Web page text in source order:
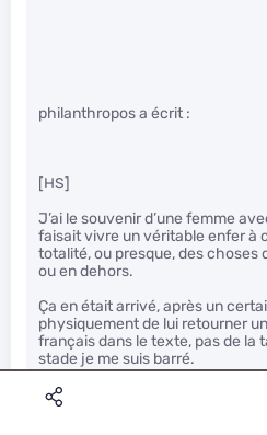
philanthropos a écrit :
[HS]
J’ai le souvenir d’une femme
faisait vivre un véritable enfer à
totalité, ou presque, des choses
ou en dehors.
Ça en était arrivé, après un
physiquement de lui retourner
français dans le texte, pas de la
stade je me suis barré.
[/HS]